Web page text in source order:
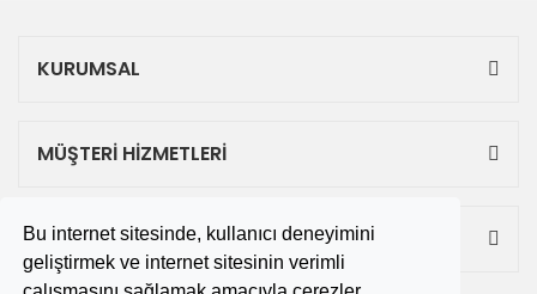
Bu internet sitesinde, kullanıcı deneyimini
geliştirmek ve internet sitesinin verimli
KURUMSAL
MÜŞTERİ HİZMETLERİ
ALIŞVERİŞ